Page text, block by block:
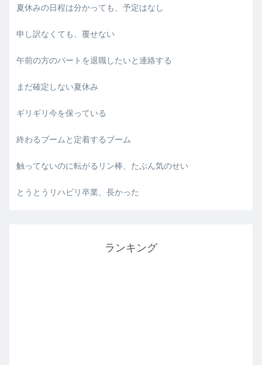
夏休みの日程は分かっても、予定はなし
申し訳なくても、覆せない
午前の方のパートを退職したいと連絡する
まだ確定しない夏休み
ギリギリ今を保っている
終わるブームと定着するブーム
触ってないのに転がるリン棒、たぶん気のせい
とうとうリハビリ卒業、長かった
ランキング